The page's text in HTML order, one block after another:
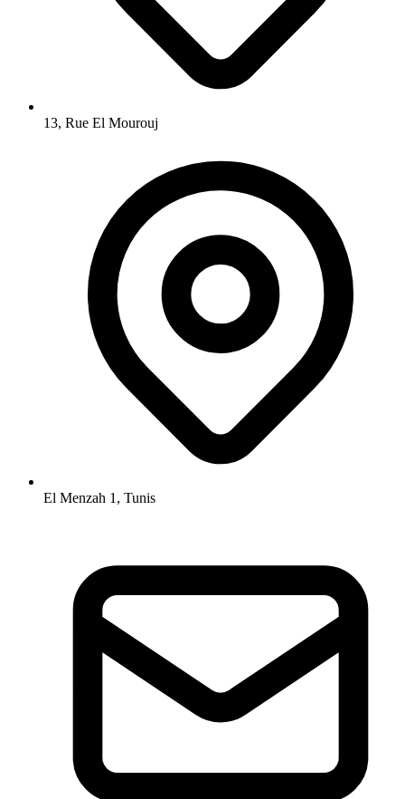
13, Rue El Mourouj
El Menzah 1, Tunis